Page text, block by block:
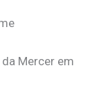
Mercer em